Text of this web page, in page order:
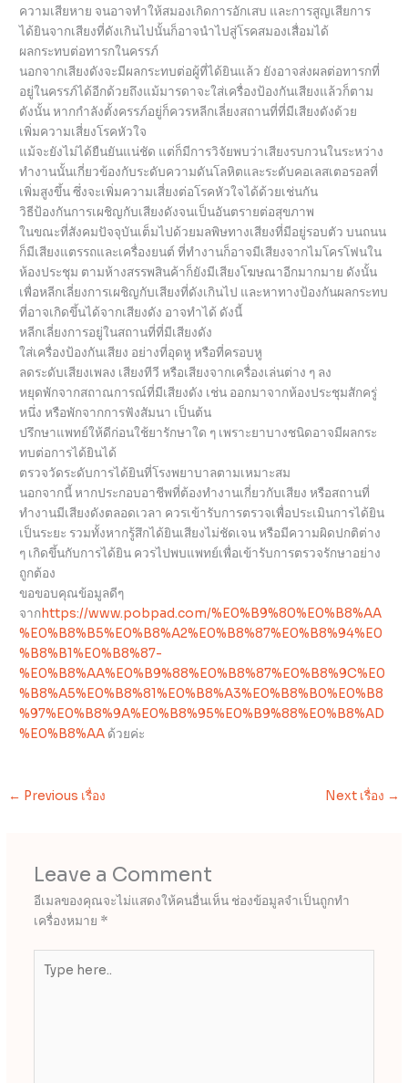
ความเสียหาย จนอาจทำให้สมองเกิดการอักเสบ และการสูญเสียการ
ได้ยินจากเสียงที่ดังเกินไปนั้นก็อาจนำไปสู่โรคสมองเสื่อมได้
ผลกระทบต่อทารกในครรภ์
นอกจากเสียงดังจะมีผลกระทบต่อผู้ที่ได้ยินแล้ว ยังอาจส่งผลต่อทารกที่
อยู่ในครรภ์ได้อีกด้วยถึงแม้มารดาจะใส่เครื่องป้องกันเสียงแล้วก็ตาม
ดังนั้น หากกำลังตั้งครรภ์อยู่ก็ควรหลีกเลี่ยงสถานที่ที่มีเสียงดังด้วย
เพิ่มความเสี่ยงโรคหัวใจ
แม้จะยังไม่ได้ยืนยันแน่ชัด แต่ก็มีการวิจัยพบว่าเสียงรบกวนในระหว่าง
ทำงานนั้นเกี่ยวข้องกับระดับความดันโลหิตและระดับคอเลสเตอรอลที่
เพิ่มสูงขึ้น ซึ่งจะเพิ่มความเสี่ยงต่อโรคหัวใจได้ด้วยเช่นกัน
วิธีป้องกันการเผชิญกับเสียงดังจนเป็นอันตรายต่อสุขภาพ
ในขณะที่สังคมปัจจุบันเต็มไปด้วยมลพิษทางเสียงที่มีอยู่รอบตัว บนถนน
ก็มีเสียงแตรรถและเครื่องยนต์ ที่ทำงานก็อาจมีเสียงจากไมโครโฟนใน
ห้องประชุม ตามห้างสรรพสินค้าก็ยังมีเสียงโฆษณาอีกมากมาย ดังนั้น
เพื่อหลีกเลี่ยงการเผชิญกับเสียงที่ดังเกินไป และหาทางป้องกันผลกระทบ
ที่อาจเกิดขึ้นได้จากเสียงดัง อาจทำได้ ดังนี้
หลีกเลี่ยงการอยู่ในสถานที่ที่มีเสียงดัง
ใส่เครื่องป้องกันเสียง อย่างที่อุดหู หรือที่ครอบหู
ลดระดับเสียงเพลง เสียงทีวี หรือเสียงจากเครื่องเล่นต่าง ๆ ลง
หยุดพักจากสถาณการณ์ที่มีเสียงดัง เช่น ออกมาจากห้องประชุมสักครู่
หนึ่ง หรือพักจากการฟังสัมนา เป็นต้น
ปรึกษาแพทย์ให้ดีก่อนใช้ยารักษาใด ๆ เพราะยาบางชนิดอาจมีผลกระ
ทบต่อการได้ยินได้
ตรวจวัดระดับการได้ยินที่โรงพยาบาลตามเหมาะสม
นอกจากนี้ หากประกอบอาชีพที่ต้องทำงานเกี่ยวกับเสียง หรือสถานที่
ทำงานมีเสียงดังตลอดเวลา ควรเข้ารับการตรวจเพื่อประเมินการได้ยิน
เป็นระยะ รวมทั้งหากรู้สึกได้ยินเสียงไม่ชัดเจน หรือมีความผิดปกติต่าง
ๆ เกิดขึ้นกับการได้ยิน ควรไปพบแพทย์เพื่อเข้ารับการตรวจรักษาอย่าง
ถูกต้อง
ขอขอบคุณข้อมูลดีๆ
จากhttps://www.pobpad.com/%E0%B9%80%E0%B8%AA
%E0%B8%B5%E0%B8%A2%E0%B8%87%E0%B8%94%E0
%B8%B1%E0%B8%87-
%E0%B8%AA%E0%B9%88%E0%B8%87%E0%B8%9C%E0
%B8%A5%E0%B8%81%E0%B8%A3%E0%B8%B0%E0%B8
%97%E0%B8%9A%E0%B8%95%E0%B9%88%E0%B8%AD
%E0%B8%AA ด้วยค่ะ
← Previous เรื่อง Next เรื่อง →
Leave a Comment
อีเมลของคุณจะไม่แสดงให้คนอื่นเห็น ช่องข้อมูลจำเป็นถูกทำ
เครื่องหมาย *
here..